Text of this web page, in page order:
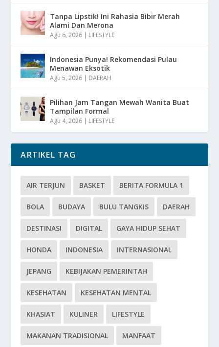
Tanpa Lipstik! Ini Rahasia Bibir Merah
Alami Dan Merona
Agu 6, 2026 | LIFESTYLE
Indonesia Punya! Rekomendasi Pulau
Menawan Eksotik
Agu 5, 2026 | DAERAH
Pilihan Jam Tangan Mewah Wanita Buat
Tampilan Formal
Agu 4, 2026 | LIFESTYLE
ARTIKEL TAG
AIR TERJUN BASKET BERITA FORMULA 1
BOLA BUDAYA BULU TANGKIS DAERAH
DESTINASI DIGITAL GAYA HIDUP SEHAT
HONDA INDONESIA INTERNASIONAL
JEPANG KEBIJAKAN PEMERINTAH
KESEHATAN KESEHATAN MENTAL
KHASIAT KULINER LIFESTYLE
MAKANAN TRADISIONAL MANFAAT